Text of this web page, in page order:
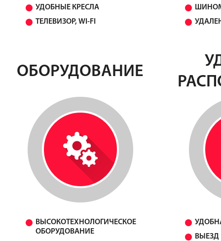
УДОБНЫЕ КРЕСЛА
ТЕЛЕВИЗОР, WI-FI
ОБОРУДОВАНИЕ
ВЫСОКОТЕХНОЛОГИЧЕСКОЕ
ОБОРУДОВАНИЕ
ВЫЕЗД